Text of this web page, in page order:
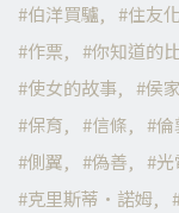
伯洋買驢
住友
作票
你知道的
使女的故事
侯
保育
信條 倫
側翼
偽善 光
克里斯蒂·諾姆